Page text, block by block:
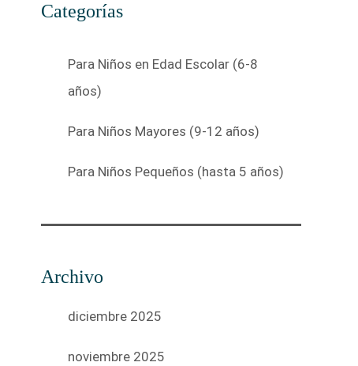
Categorías
Para Niños en Edad Escolar (6-8
años)
Para Niños Mayores (9-12 años)
Para Niños Pequeños (hasta 5 años)
Archivo
diciembre 2025
noviembre 2025